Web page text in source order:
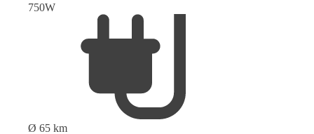
750W
Ø 65 km